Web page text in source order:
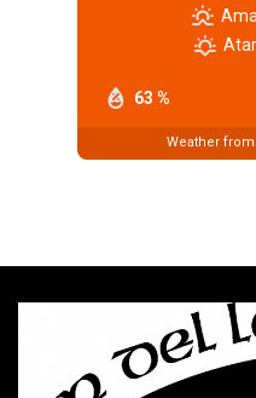
63 %
Weather